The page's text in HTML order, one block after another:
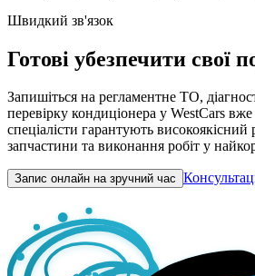
Швидкий зв'язок
Готові убезпечити свої
Запишіться на регламентне ТО,
перевірку кондиціонера у WestCars
спеціалісти гарантують високоякісний
запчастини та виконання робіт у
Запис онлайн на зручний час